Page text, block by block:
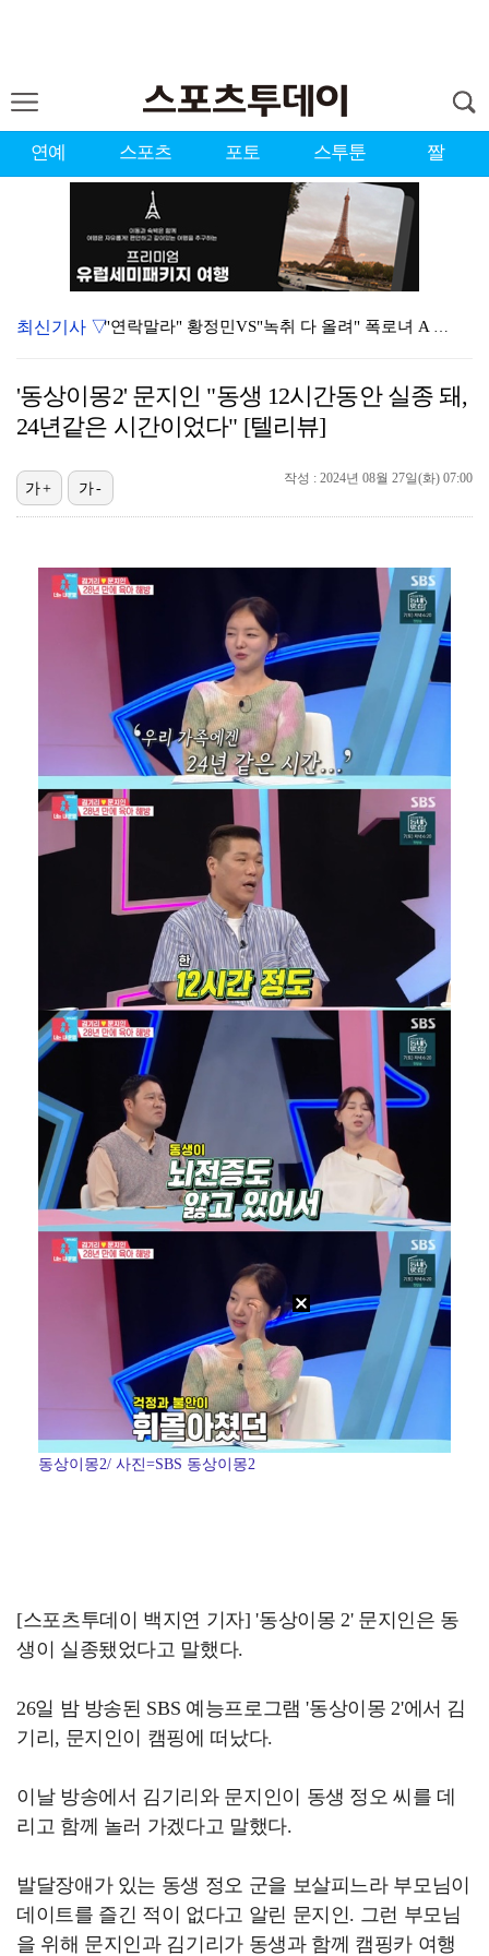
연예 스포츠 포토 스투툰 짤
"연락말라" 황정민VS"녹취 다 올려" 폭로녀 A 씨,…
이강인, 드디어 아틀레티코 선수단과 만났다…시메오네 감…
KBO, 기록적인 폭염으로 9일까지 리그 중단…내달 6…
"매출 10% 안주면 폭로" 박나래 前 매니저 2명, …
"기분 맞춰주려고" 축구협회, 외국인 심판 성접대 의혹…
'나솔' 24기 옥순, 출연료 미지급 폭로 "1년 넘게…
'폭염 영향' 프로야구, 9일까지 리그 중단 결정…11…
최신기사 ▽
'동상이몽2' 문지인 "동생 12시간동안 실종 돼,
24년같은 시간이었다" [텔리뷰]
작성 : 2024년 08월 27일(화) 07:00
가+ 가-
동상이몽2/ 사진=SBS 동상이몽2
[스포츠투데이 백지연 기자] '동상이몽 2' 문지인은 동
생이 실종됐었다고 말했다.
26일 밤 방송된 SBS 예능프로그램 '동상이몽 2'에서 김
기리, 문지인이 캠핑에 떠났다.
이날 방송에서 김기리와 문지인이 동생 정오 씨를 데
리고 함께 놀러 가겠다고 말했다.
발달장애가 있는 동생 정오 군을 보살피느라 부모님이
데이트를 즐긴 적이 없다고 알린 문지인. 그런 부모님
을 위해 문지인과 김기리가 동생과 함께 캠핑카 여행